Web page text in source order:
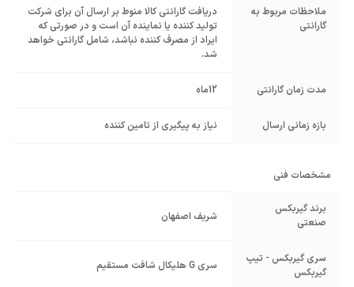
ملاحظات مربوط به
گارانتی
دریافت گارانتی کالا منوط بر ارسال آن برای شرکت
تولید کننده یا نماینده آن است و در صورتی که
ایراد از مصرف کننده نباشد، شامل گارانتی خواهد
شد.
مدت زمان گارانتی 12ماه
بازه زمانی ارسال نیاز به پیگیری از تامین کننده
مشخصات فنی
برند گیربکس
صنعتی
شریف اصفهان
سری گیربکس - تیپ
گیربکس
سری G هلیکال شافت مستقیم